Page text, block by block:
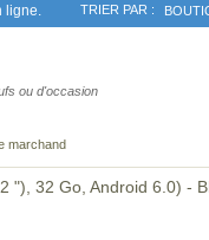
ligne. TRIER PAR :
ou d'occasion
marchand
"), 32 Go, Android 6.0) -